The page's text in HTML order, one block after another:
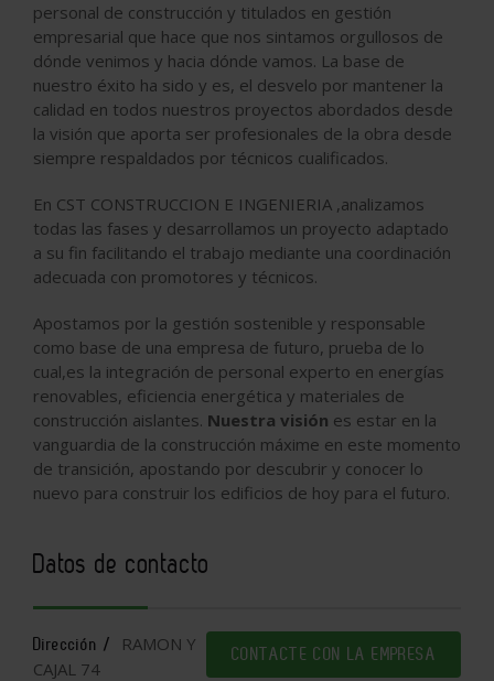
personal de construcción y titulados en gestión
empresarial que hace que nos sintamos orgullosos de
dónde venimos y hacia dónde vamos. La base de
nuestro éxito ha sido y es, el desvelo por mantener la
calidad en todos nuestros proyectos abordados desde
la visión que aporta ser profesionales de la obra desde
siempre respaldados por técnicos cualificados.
En CST CONSTRUCCION E INGENIERIA ,analizamos
todas las fases y desarrollamos un proyecto adaptado
a su fin facilitando el trabajo mediante una coordinación
adecuada con promotores y técnicos.
Apostamos por la gestión sostenible y responsable
como base de una empresa de futuro, prueba de lo
cual,es la integración de personal experto en energías
renovables, eficiencia energética y materiales de
construcción aislantes. Nuestra visión es estar en la
vanguardia de la construcción máxime en este momento
de transición, apostando por descubrir y conocer lo
nuevo para construir los edificios de hoy para el futuro.
Datos de contacto
CONTACTE CON LA EMPRESA
Dirección /
RAMON Y
CAJAL 74